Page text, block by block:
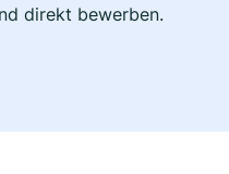
direkt bewerben.